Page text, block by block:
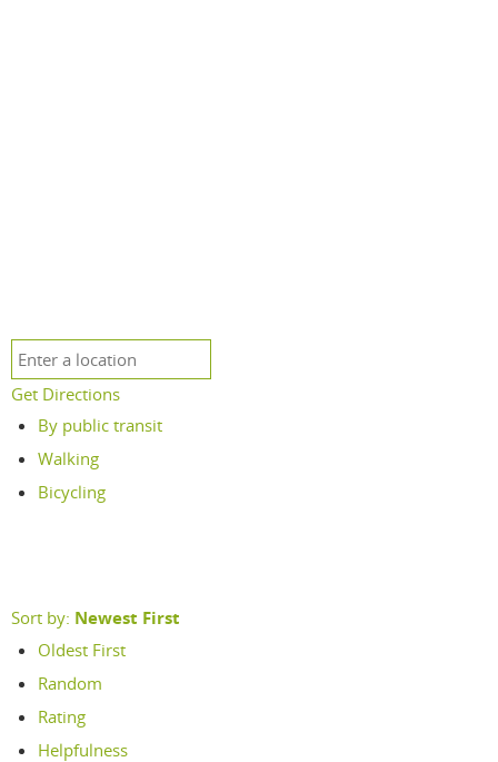
Get Directions
By public transit
Walking
Bicycling
Sort by: Newest First
Oldest First
Random
Rating
Helpfulness